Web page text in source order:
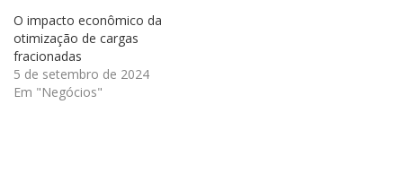
O impacto econômico da
otimização de cargas
fracionadas
5 de setembro de 2024
Em "Negócios"